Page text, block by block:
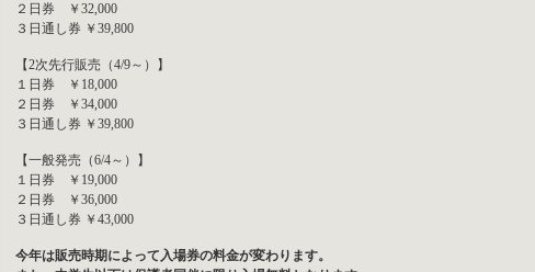
２日券 ￥32,000
３日通し券 ￥39,800
【2次先行販売（4/9～）】
１日券 ￥18,000
２日券 ￥34,000
３日通し券 ￥39,800
【一般発売（6/4～）】
１日券 ￥19,000
２日券 ￥36,000
３日通し券 ￥43,000
今年は販売時期によって入場券の料金が変わります。